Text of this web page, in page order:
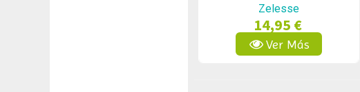
Zelesse
14,95 €
Ver Más